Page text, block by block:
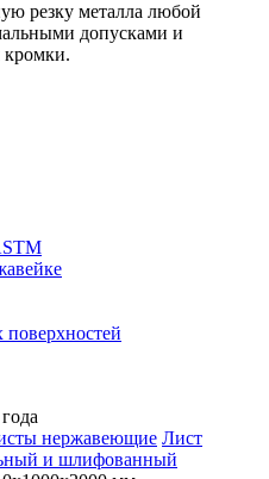
резку металла любой
допусками и
кромки.
нержавеющие Лист
и шлифованный